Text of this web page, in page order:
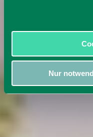
Nur